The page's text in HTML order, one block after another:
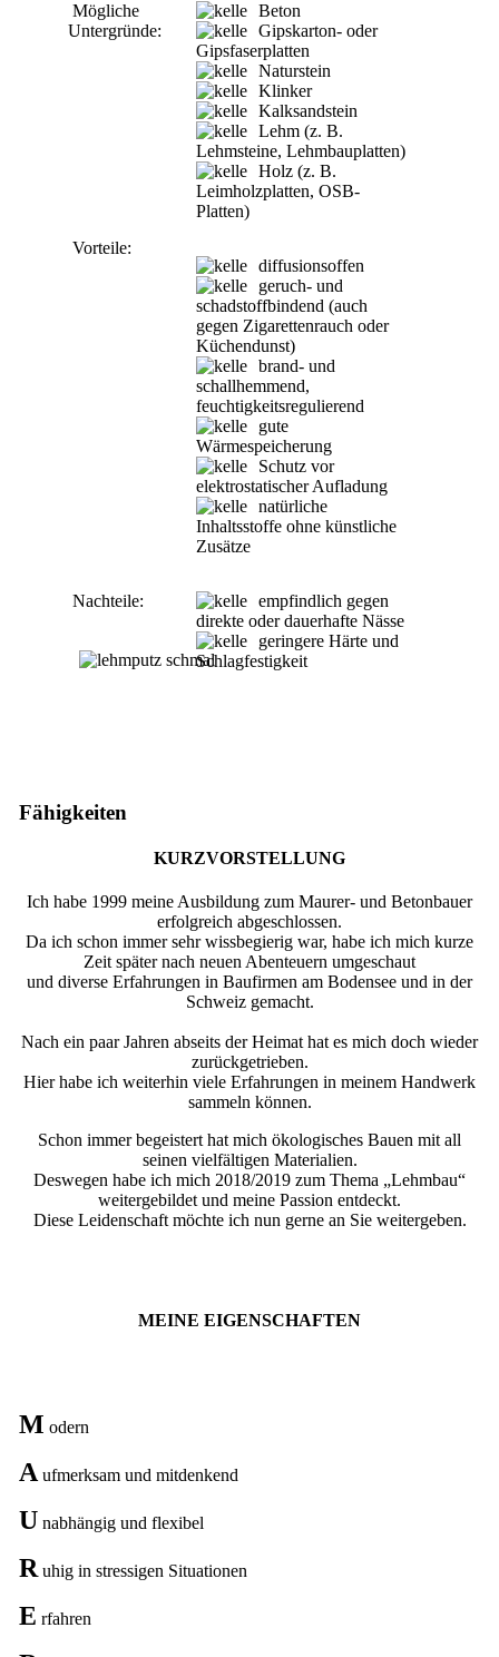
Mögliche
Untergründe:
Beton
Gipskarton- oder
Gipsfaserplatten
Naturstein
Klinker
Kalksandstein
Lehm (z. B.
Lehmsteine, Lehmbauplatten)
Holz (z. B.
Leimholzplatten, OSB-
Platten)
Vorteile:
diffusionsoffen
geruch- und
schadstoffbindend (auch
gegen Zigarettenrauch oder
Küchendunst)
brand- und
schallhemmend,
feuchtigkeitsregulierend
gute
Wärmespeicherung
Schutz vor
elektrostatischer Aufladung
natürliche
Inhaltsstoffe ohne künstliche
Zusätze
Nachteile:
empfindlich gegen
direkte oder dauerhafte Nässe
geringere Härte und
Schlagfestigkeit
Fähigkeiten
KURZVORSTELLUNG
Ich habe 1999 meine Ausbildung zum Maurer- und Betonbauer
erfolgreich abgeschlossen.
Da ich schon immer sehr wissbegierig war, habe ich mich kurze
Zeit später nach neuen Abenteuern umgeschaut
und diverse Erfahrungen in Baufirmen am Bodensee und in der
Schweiz gemacht.
Nach ein paar Jahren abseits der Heimat hat es mich doch wieder
zurückgetrieben.
Hier habe ich weiterhin viele Erfahrungen in meinem Handwerk
sammeln können.
Schon immer begeistert hat mich ökologisches Bauen mit all
seinen vielfältigen Materialien.
Deswegen habe ich mich 2018/2019 zum Thema „Lehmbau“
weitergebildet und meine Passion entdeckt.
Diese Leidenschaft möchte ich nun gerne an Sie weitergeben.
MEINE EIGENSCHAFTEN
M odern
A ufmerksam und mitdenkend
U nabhängig und flexibel
R uhig in stressigen Situationen
E rfahren